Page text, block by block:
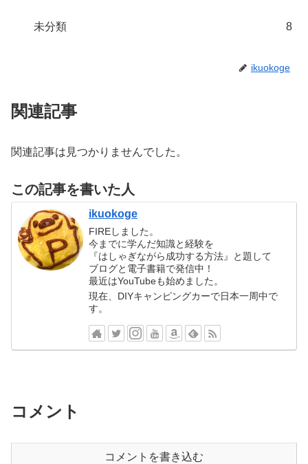
未分類 8
ikuokoge
関連記事
関連記事は見つかりませんでした。
この記事を書いた人
ikuokoge
FIREしました。
今までに学んだ知識と経験を
『はしゃぎながら成功する方法』と題して
ブログと電子書籍で発信中！
最近はYouTubeも始めました。
現在、DIYキャンピングカーで日本一周中で
す。
コメント
コメントを書き込む